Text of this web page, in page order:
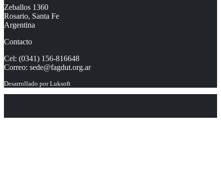
Zeballos 1360
Rosario, Santa Fe
Argentina
Contacto
Cel: (0341) 156-816648
Correo: sede@fagdut.org.ar
Desarrollado porLuksoft